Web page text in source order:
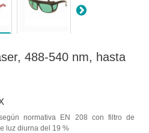
488-540 nm, hasta
normativa EN 208 con filtro de
luz diurna del 19 %